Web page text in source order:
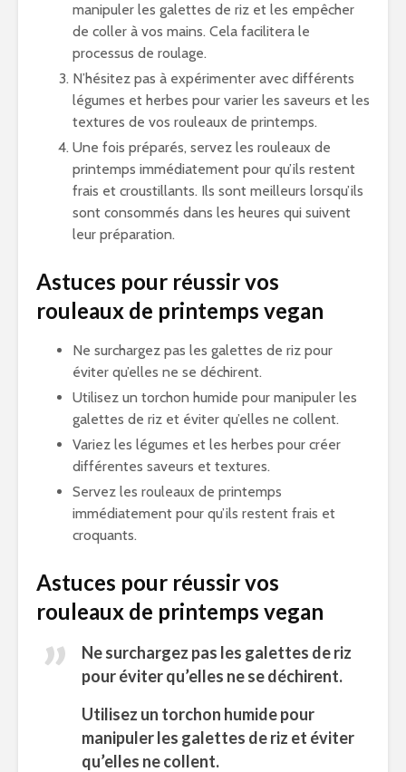
manipuler les galettes de riz et les empêcher
de coller à vos mains. Cela facilitera le
processus de roulage.
N’hésitez pas à expérimenter avec différents
légumes et herbes pour varier les saveurs et les
textures de vos rouleaux de printemps.
Une fois préparés, servez les rouleaux de
printemps immédiatement pour qu’ils restent
frais et croustillants. Ils sont meilleurs lorsqu’ils
sont consommés dans les heures qui suivent
leur préparation.
Astuces pour réussir vos
rouleaux de printemps vegan
Ne surchargez pas les galettes de riz pour
éviter qu’elles ne se déchirent.
Utilisez un torchon humide pour manipuler les
galettes de riz et éviter qu’elles ne collent.
Variez les légumes et les herbes pour créer
différentes saveurs et textures.
Servez les rouleaux de printemps
immédiatement pour qu’ils restent frais et
croquants.
Astuces pour réussir vos
rouleaux de printemps vegan
Ne surchargez pas les galettes de riz
pour éviter qu’elles ne se déchirent.
Utilisez un torchon humide pour
manipuler les galettes de riz et éviter
qu’elles ne collent.